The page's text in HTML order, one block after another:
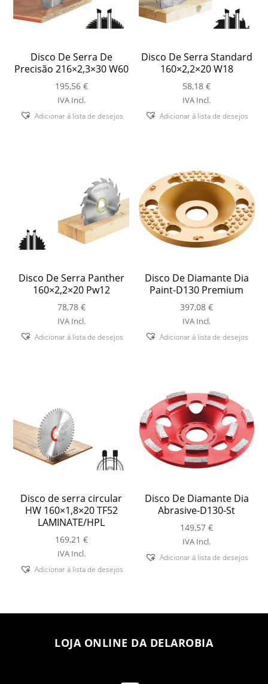
Disco De Serra De
Precisão 216×2,3×30 W60
195,56 €
IVA Incl.
Adicionar á lista de desejos
Disco De Serra Standard
160×2,2×20 W18
58,18€
IVA Incl.
Adicionar á lista de desejos
Disco De Serra Panther
160×2,2×20 Pw12
78,78 €
IVA Incl.
Adicionar á lista de desejos
Disco De Diamante Dia
Paint-D130 Premium
397,08€
IVA Incl.
Adicionar á lista de desejos
Disco de serra circular
HW 160×1,8×20 TF52
LAMINATE/HPL
169,21 €
IVA Incl.
Adicionar á lista de desejos
Disco De Diamante Dia
Abrasive-D130-St
149,57€
IVA Incl.
Adicionar á lista de desejos
LOJA ONLINE DA DELAROBIA